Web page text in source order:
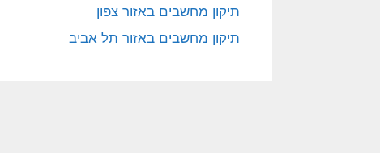
תיקון מחשבים באזור צפון
תיקון מחשבים באזור תל אביב